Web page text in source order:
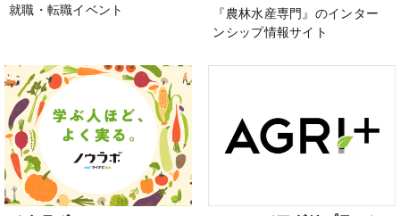
就職・転職イベント
『農林水産専門』のインター
ンシップ情報サイト